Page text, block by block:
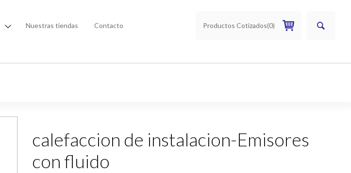
Nuestras tiendas Contacto Productos Cotizados(0)
calefaccion de instalacion-Emisores
con fluido